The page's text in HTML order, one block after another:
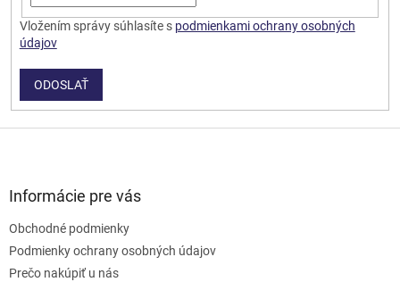
Vložením správy súhlasíte s podmienkami ochrany osobných
údajov
ODOSLAŤ
Informácie pre vás
Obchodné podmienky
Podmienky ochrany osobných údajov
Prečo nakúpiť u nás